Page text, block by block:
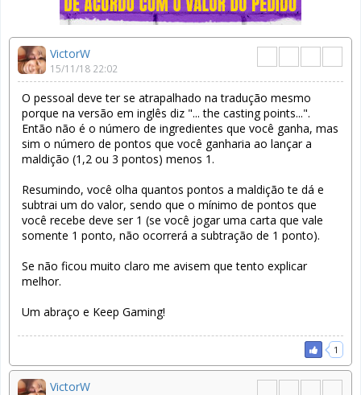
VictorW
15/11/18 22:02
O pessoal deve ter se atrapalhado na tradução mesmo
porque na versão em inglês diz "... the casting points...".
Então não é o número de ingredientes que você ganha, mas
sim o número de pontos que você ganharia ao lançar a
maldição (1,2 ou 3 pontos) menos 1.
Resumindo, você olha quantos pontos a maldição te dá e
subtrai um do valor, sendo que o mínimo de pontos que
você recebe deve ser 1 (se você jogar uma carta que vale
somente 1 ponto, não ocorrerá a subtração de 1 ponto).
Se não ficou muito claro me avisem que tento explicar
melhor.
Um abraço e Keep Gaming!
1
VictorW